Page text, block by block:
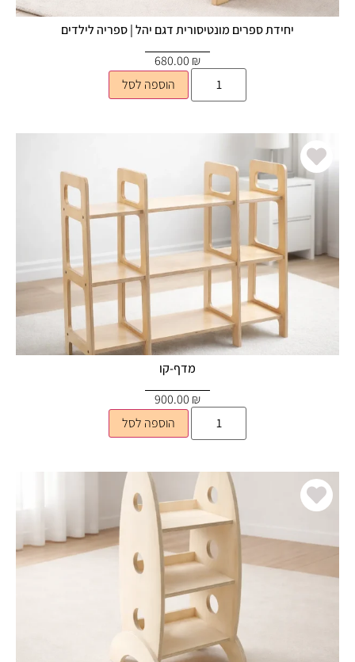
יחידת ספרים מונטיסורית דגם יהל | ספריה לילדים
₪
הוספה לסל
מדף-קו
₪
הוספה לסל